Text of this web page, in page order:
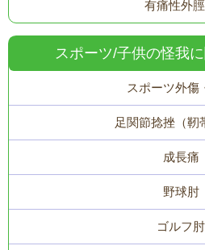
有痛性外
スポーツ/子供の怪我
スポーツ外傷
足関節捻挫（靭
成長痛
野球肘
ゴルフ肘